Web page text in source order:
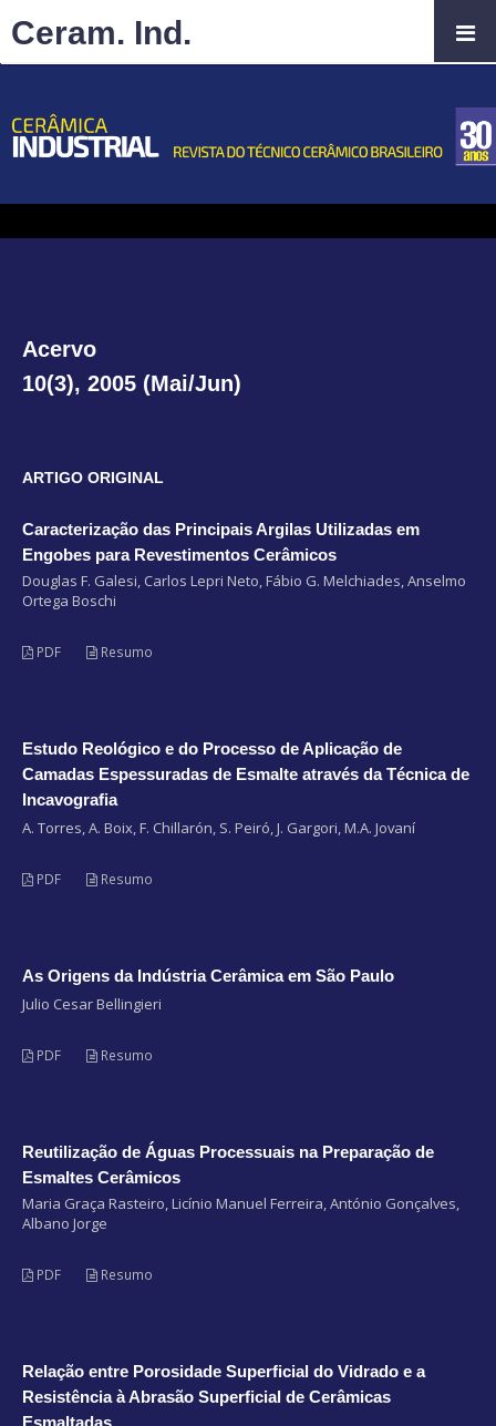
Acervo
10(3), 2005 (Mai/Jun)
ARTIGO ORIGINAL
Caracterização das Principais Argilas Utilizadas em
Engobes para Revestimentos Cerâmicos
Douglas F. Galesi, Carlos Lepri Neto, Fábio G. Melchiades, Anselmo
Ortega Boschi
PDF Resumo
Estudo Reológico e do Processo de Aplicação de
Camadas Espessuradas de Esmalte através da Técnica de
Incavografia
A. Torres, A. Boix, F. Chillarón, S. Peiró, J. Gargori, M.A. Jovaní
PDF Resumo
As Origens da Indústria Cerâmica em São Paulo
Julio Cesar Bellingieri
PDF Resumo
Reutilização de Águas Processuais na Preparação de
Esmaltes Cerâmicos
Maria Graça Rasteiro, Licínio Manuel Ferreira, António Gonçalves,
Albano Jorge
PDF Resumo
Relação entre Porosidade Superficial do Vidrado e a
Resistência à Abrasão Superficial de Cerâmicas
Esmaltadas
Ceram. Ind.